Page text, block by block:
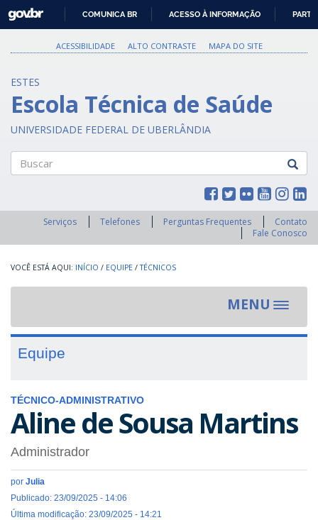
PARA
O
GOVBR
COMUNICA BR ACESSO À INFORMAÇÃO
ACESSIBILIDADE ALTO CONTRASTE MAPA DO SITE
ESTES
Escola Técnica de Saúde
UNIVERSIDADE FEDERAL DE UBERLÂNDIA
Serviços Telefones Perguntas Frequentes
Contato
Fale Conosco
INÍCIO / EQUIPE / TÉCNICOS
MENU
Toggle
Equipe
TÉCNICO-ADMINISTRATIVO
Aline de Sousa Martins
Administrador
por Julia
Publicado: 23/09/2025 - 14:06
Última modificação: 23/09/2025 - 14:21